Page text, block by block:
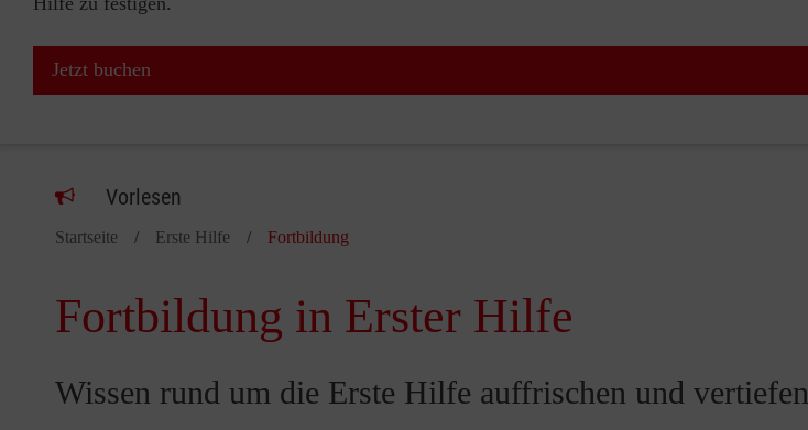
Jetzt buchen
Vorlesen
Startseite Erste Hilfe Fortbildung
Fortbildung in Erster Hilfe
Wissen rund um die Erste Hilfe auffrischen und vertiefen